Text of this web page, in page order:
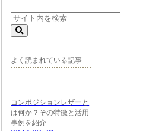
よく読まれている記事
コンポジションレザーと
は何か？その特徴と活用
事例を紹介